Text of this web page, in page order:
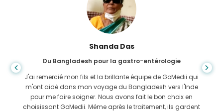
Shanda Das
Du Bangladesh pour la gastro-entérologie
J'ai remercié mon fils et la brillante équipe de GoMedii qui
m'ont aidé dans mon voyage du Bangladesh vers l'Inde
pour me faire soigner. Nous avons fait le bon choix en
choisissant GoMedii. Même après le traitement, ils gardent